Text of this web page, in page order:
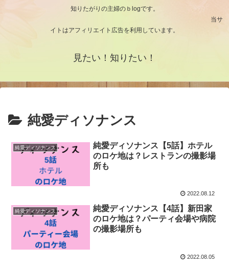
知りたがりの主婦のｂlogです。
当サ
イトはアフィリエイト広告を利用しています。
見たい！知りたい！
純愛ディソナンス
純愛ディソナンス
純愛ディソナンス【5話】ホテル
のロケ地は？レストランの撮影場
所も
2022.08.12
純愛ディソナンス
純愛ディソナンス【4話】新田家
のロケ地は？パーティ会場や病院
の撮影場所も
2022.08.05